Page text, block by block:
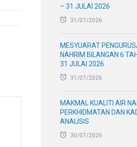
– 31 JULAI 2026
31/07/2026
MESYUARAT
NAHRIM BILANGAN 6
31 JULAI 2026
31/07/2026
MAKMAL KUALITI AIR
PERKHIDMATAN DAN
ANALISIS
30/07/2026